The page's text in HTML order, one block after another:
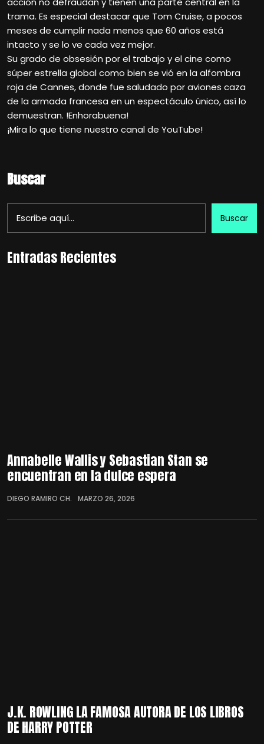
trama. Es especial destacar que Tom Cruise, a pocos
meses de cumplir nada menos que 60 años está
intacto y se lo ve cada vez mejor.
Su grado de obsesión por el trabajo y el cine como
súper estrella global como bien se vió en la alfombra
roja de Cannes, donde fue saludado por aviones caza
de la armada francesa en un espectáculo único, así lo
demuestran. !Enhorabuena!
¡Mira lo que tiene nuestro canal de YouTube!
Buscar
Buscar
Entradas Recientes
Annabelle Wallis y Sebastian Stan se
encuentran en la dulce espera
DIEGO RAMIRO CH. MARZO 26, 2026
J.K. ROWLING LA FAMOSA AUTORA DE LOS LIBROS
DE HARRY POTTER